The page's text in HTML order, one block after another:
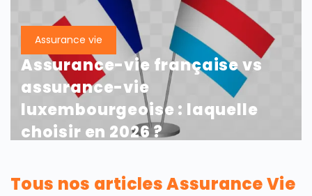
Assurance vie
Assurance-vie française vs
assurance-vie
luxembourgeoise : laquelle
choisir en 2026 ?
Tous nos articles Assurance Vie